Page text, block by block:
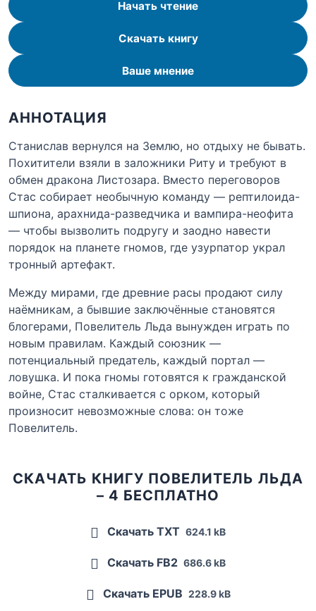
Начать чтение
Скачать книгу
Ваше мнение
АННОТАЦИЯ
Станислав вернулся на Землю, но отдыху не бывать.
Похитители взяли в заложники Риту и требуют в
обмен дракона Листозара. Вместо переговоров
Стас собирает необычную команду — рептилоида-
шпиона, арахнида-разведчика и вампира-неофита
— чтобы вызволить подругу и заодно навести
порядок на планете гномов, где узурпатор украл
тронный артефакт.
Между мирами, где древние расы продают силу
наёмникам, а бывшие заключённые становятся
блогерами, Повелитель Льда вынужден играть по
новым правилам. Каждый союзник —
потенциальный предатель, каждый портал —
ловушка. И пока гномы готовятся к гражданской
войне, Стас сталкивается с орком, который
произносит невозможные слова: он тоже
Повелитель.
СКАЧАТЬ КНИГУ ПОВЕЛИТЕЛЬ ЛЬДА
– 4 БЕСПЛАТНО
Скачать TXT 624.1 kB
Скачать FB2 686.6 kB
Скачать EPUB 228.9 kB